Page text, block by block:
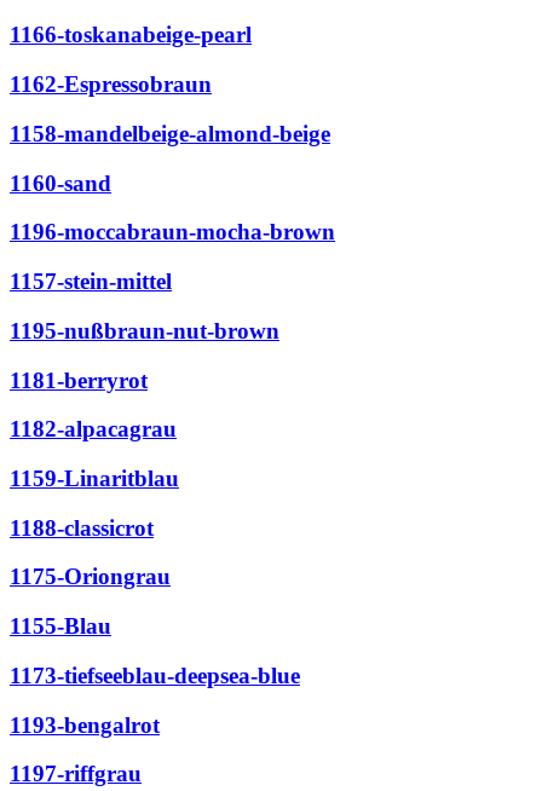
1166-toskanabeige-pearl
1162-Espressobraun
1158-mandelbeige-almond-beige
1160-sand
1196-moccabraun-mocha-brown
1157-stein-mittel
1195-nußbraun-nut-brown
1181-berryrot
1182-alpacagrau
1159-Linaritblau
1188-classicrot
1175-Oriongrau
1155-Blau
1173-tiefseeblau-deepsea-blue
1193-bengalrot
1197-riffgrau